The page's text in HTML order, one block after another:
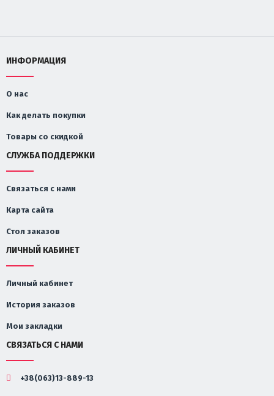
ИНФОРМАЦИЯ
О нас
Как делать покупки
Товары со скидкой
СЛУЖБА ПОДДЕРЖКИ
Связаться с нами
Карта сайта
Стол заказов
ЛИЧНЫЙ КАБИНЕТ
Личный кабинет
История заказов
Мои закладки
СВЯЗАТЬСЯ С НАМИ
+38(063)13-889-13